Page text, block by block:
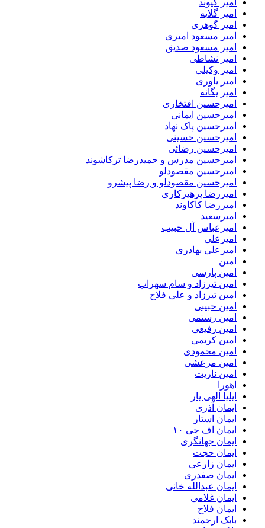
امیر کیوند
امیر گلایه
امیر گوهری
امیر مسعود امیری
امیر مسعود صدیق
امیر نشاطی
امیر وکیلی
امیر یاوری
امیر یگانه
امیرحسین افتخاری
امیرحسین ایمانی
امیرحسین پاک نهاد
امیرحسین حسینی
امیرحسین رضائی
امیرحسین مدرس و حمیدرضا ترکاشوند
امیرحسین مقصودلو
امیرحسین مقصودلو و رضا پیشرو
امیررضا پرهیزکاری
امیررضا کاکاوند
امیرسعید
امیرعباس آل حبیب
امیرعلی
امیرعلی بهادری
امین
امین پارسی
امین تیرزاد و سام سهراب
امین تیرزاد و علی فلاح
امین حبیبی
امین رستمی
امین رفیعی
امین کریمی
امین محمودی
امین مرعشی
امین ناریت
اهورا
ایلیا الهی یار
ایمان آذری
ایمان استار
ایمان اف جی ۱۰
ایمان جهانگری
ایمان حجت
ایمان زارعی
ایمان صفدری
ایمان عبدالله خانی
ایمان غلامی
ایمان فلاح
بابک ارجمند